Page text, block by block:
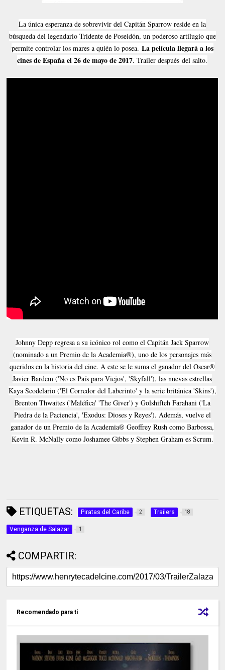
La única esperanza de sobrevivir del Capitán Sparrow reside en la
búsqueda del legendario Tridente de Poseidón, un poderoso artilugio que
permite controlar los mares a quién lo posea. La película llegará a los
cines de España el 26 de mayo de 2017. Trailer después del salto.
Johnny Depp regresa a su icónico rol como el Capitán Jack Sparrow
(nominado a un Premio de la Academia®), uno de los personajes más
queridos en la historia del cine. A este se le suma el ganador del Oscar®
Javier Bardem ('No es País para Viejos', 'Skyfall'), las nuevas estrellas
Kaya Scodelario ('El Corredor del Laberinto' y la serie británica 'Skins'),
Brenton Thwaites ('Maléfica' 'The Giver') y Golshifteh Farahani ('La
Piedra de la Paciencia', 'Exodus: Dioses y Reyes'). Además, vuelve el
ganador de un Premio de la Academia® Geoffrey Rush como Barbossa,
Kevin R. McNally como Joshamee Gibbs y Stephen Graham es Scrum.
ETIQUETAS: Piratas del Caribe 2 Trailers 18
Venganza de Salazar 1
COMPARTIR:
Recomendado para ti